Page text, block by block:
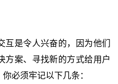
互是令人兴奋的，因为他们
方案、寻找新的方式给用户
必须牢记以下几条：